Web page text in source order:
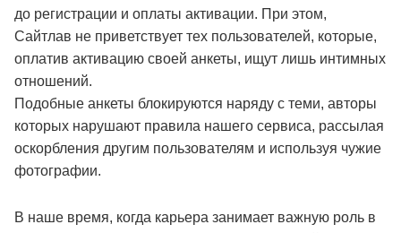
до регистрации и оплаты активации. При этом,
Сайтлав не приветствует тех пользователей, которые,
оплатив активацию своей анкеты, ищут лишь интимных
отношений.
Подобные анкеты блокируются наряду с теми, авторы
которых нарушают правила нашего сервиса, рассылая
оскорбления другим пользователям и используя чужие
фотографии.
В наше время, когда карьера занимает важную роль в